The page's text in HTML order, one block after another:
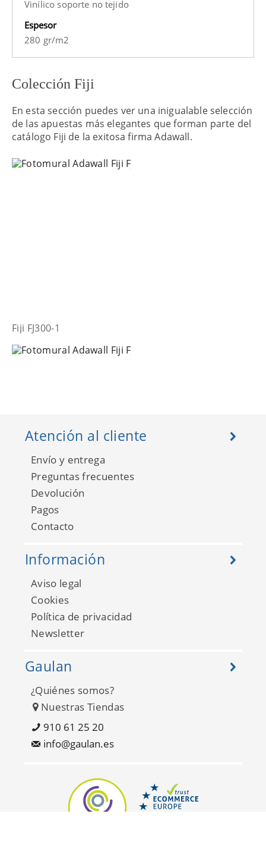
Vinílico soporte no tejido
Espesor
280 gr/m2
Colección Fiji
En esta sección puedes ver una inigualable selección
de las apuestas más elegantes que forman parte del
catálogo Fiji de la exitosa firma Adawall.
Fiji FJ300-1
Fiji FJ300-2
Fiji FJ300-3
Atención al cliente
Envío y entrega
Preguntas frecuentes
Devolución
Pagos
Contacto
Información
Aviso legal
Cookies
Política de privacidad
Newsletter
Gaulan
¿Quiénes somos?
Nuestras Tiendas
910 61 25 20
info@gaulan.es